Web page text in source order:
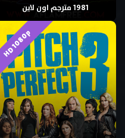
1981 مترجم اون لاين
HD 1080p